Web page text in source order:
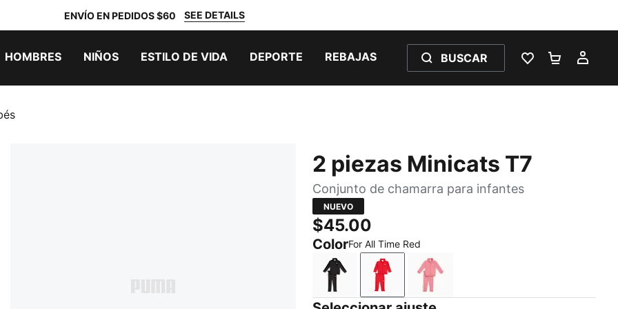
ENVÍO EN PEDIDOS $60 SEE DETAILS
HOMBRES NIÑOS ESTILO DE VIDA DEPORTE REBAJAS BUSCAR
LISTA DE
2 piezas Minicats T7
Conjunto de chamarra para infantes
NUEVO
$45.00
ColorFor All Time Red
PUMA BlackFor All Time Red
Wild Pink